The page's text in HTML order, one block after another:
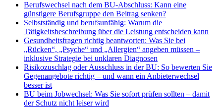
Berufswechsel nach dem BU-Abschluss: Kann eine
günstigere Berufsgruppe den Beitrag senken?
Selbstständig und berufsunfähig: Warum die
Tätigkeitsbeschreibung über die Leistung entscheiden kann
Gesundheitsfragen richtig beantworten: Was Sie bei
„Rücken“, „Psyche“ und „Allergien“ angeben müssen –
inklusive Strategie bei unklaren Diagnosen
Risikozuschlag oder Ausschluss in der BU: So bewerten Sie
Gegenangebote richtig – und wann ein Anbieterwechsel
besser ist
BU beim Jobwechsel: Was Sie sofort prüfen sollten – damit
der Schutz nicht leiser wird